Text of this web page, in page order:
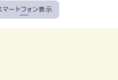
マートフォン表示